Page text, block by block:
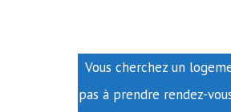
Vous cherchez un
pas à prendre rendez-